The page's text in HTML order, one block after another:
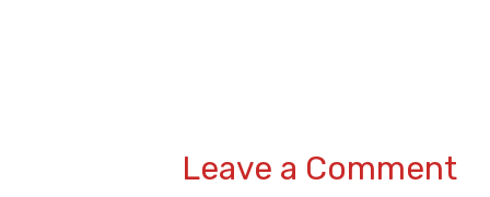
Leave a Comment